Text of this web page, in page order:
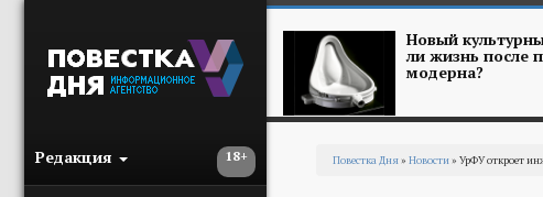
18+
Редакция
Новый
ли жизнь после
модерна?
Повестка Дня» Новости» УрФУ откроет